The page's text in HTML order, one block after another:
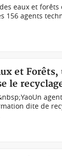
eaux et forêts
156 agents
et
le
dite de